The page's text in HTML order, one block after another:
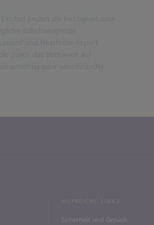
Sicherheit und Gepäck